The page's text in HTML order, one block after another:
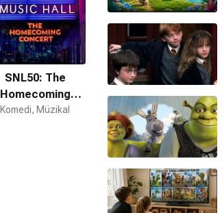
SNL50: The
Homecoming
Concert
Komedi, Müzikal